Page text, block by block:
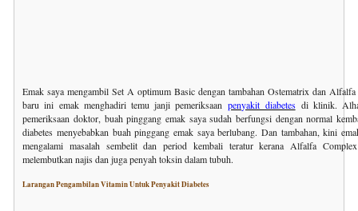
Emak saya mengambil Set A optimum Basic dengan tambahan Ostematrix dan
baru ini emak menghadiri temu janji pemeriksaanpenyakit diabetesdi klinik.
pemeriksaan doktor, buah pinggang emak saya sudah berfungsi dengan normal
diabetes menyebabkan buah pinggang emak saya berlubang. Dan tambahan, kini
mengalami masalah sembelit dan period kembali teratur kerana Alfalfa
melembutkan najis dan juga penyah toksin dalam tubuh.
Larangan Pengambilan Vitamin Untuk Penyakit Diabetes